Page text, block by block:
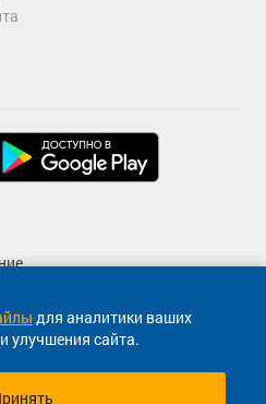
для аналитики ваших
улучшения сайта.
сообщения